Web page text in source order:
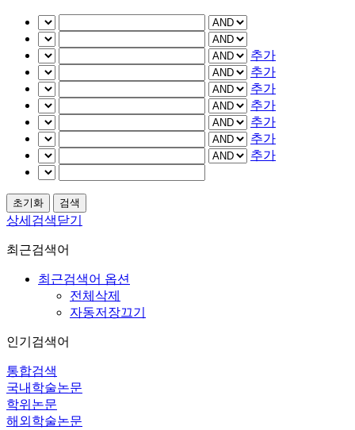
추가
추가
추가
추가
추가
추가
추가
상세검색닫기
최근검색어
최근검색어 옵션
전체삭제
자동저장끄기
인기검색어
통합검색
국내학술논문
학위논문
해외학술논문